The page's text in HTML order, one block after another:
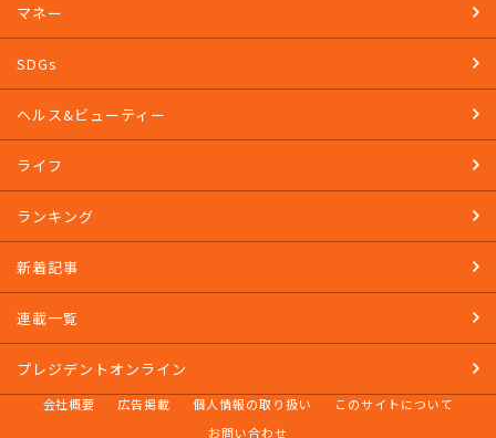
マネー
SDGs
ヘルス&ビューティー
ライフ
ランキング
新着記事
連載一覧
プレジデントオンライン
会社概要 広告掲載 個人情報の取り扱い
このサイトについて
お問い合わせ